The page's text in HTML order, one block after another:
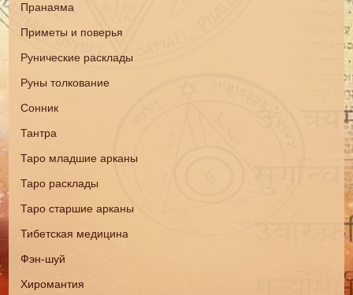
Пранаяма
Приметы и поверья
Рунические расклады
Руны толкование
Сонник
Тантра
Таро младшие арканы
Таро расклады
Таро старшие арканы
Тибетская медицина
Фэн-шуй
Хиромантия